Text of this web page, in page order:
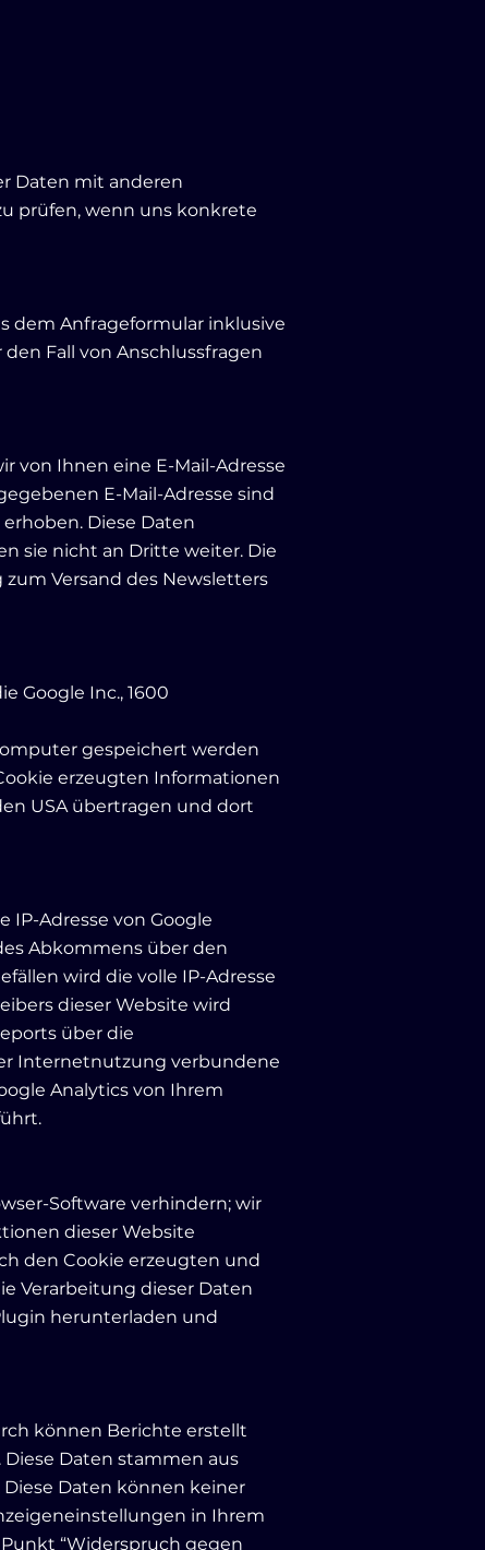
Daten mit anderen
prüfen, wenn uns konkrete
dem Anfrageformular inklusive
Fall von Anschlussfragen
von Ihnen eine E-Mail-Adresse
E-Mail-Adresse sind
Diese Daten
sie nicht an Dritte weiter. Die
Versand des Newsletters
Google Inc., 1600
gespeichert werden
erzeugten Informationen
USA übertragen und dort
Adresse von Google
Abkommens über den
wird die volle IP-Adresse
dieser Website wird
über die
Internetnutzung verbundene
Analytics von Ihrem
Software verhindern; wir
dieser Website
den Cookie erzeugten und
Verarbeitung dieser Daten
herunterladen und
können Berichte erstellt
Daten stammen aus
Daten können keiner
in Ihrem
“Widerspruch gegen